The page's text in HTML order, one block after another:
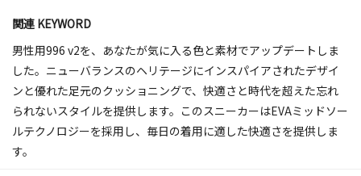
関連 KEYWORD
男性用996 v2を、あなたが気に入る色と素材でアップデートしま
した。ニューバランスのヘリテージにインスパイアされたデザイ
ンと優れた足元のクッショニングで、快適さと時代を超えた忘れ
られないスタイルを提供します。このスニーカーはEVAミッドソー
ルテクノロジーを採用し、毎日の着用に適した快適さを提供しま
す。